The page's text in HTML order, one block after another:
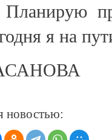
Планирую
я на
новостью: